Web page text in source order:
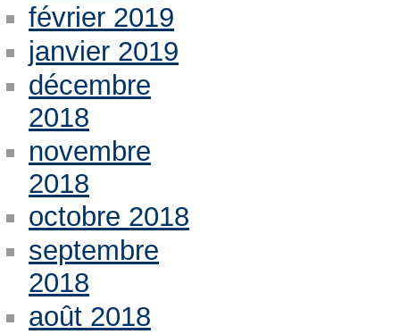
février 2019
janvier 2019
décembre
2018
novembre
2018
octobre 2018
septembre
2018
août 2018